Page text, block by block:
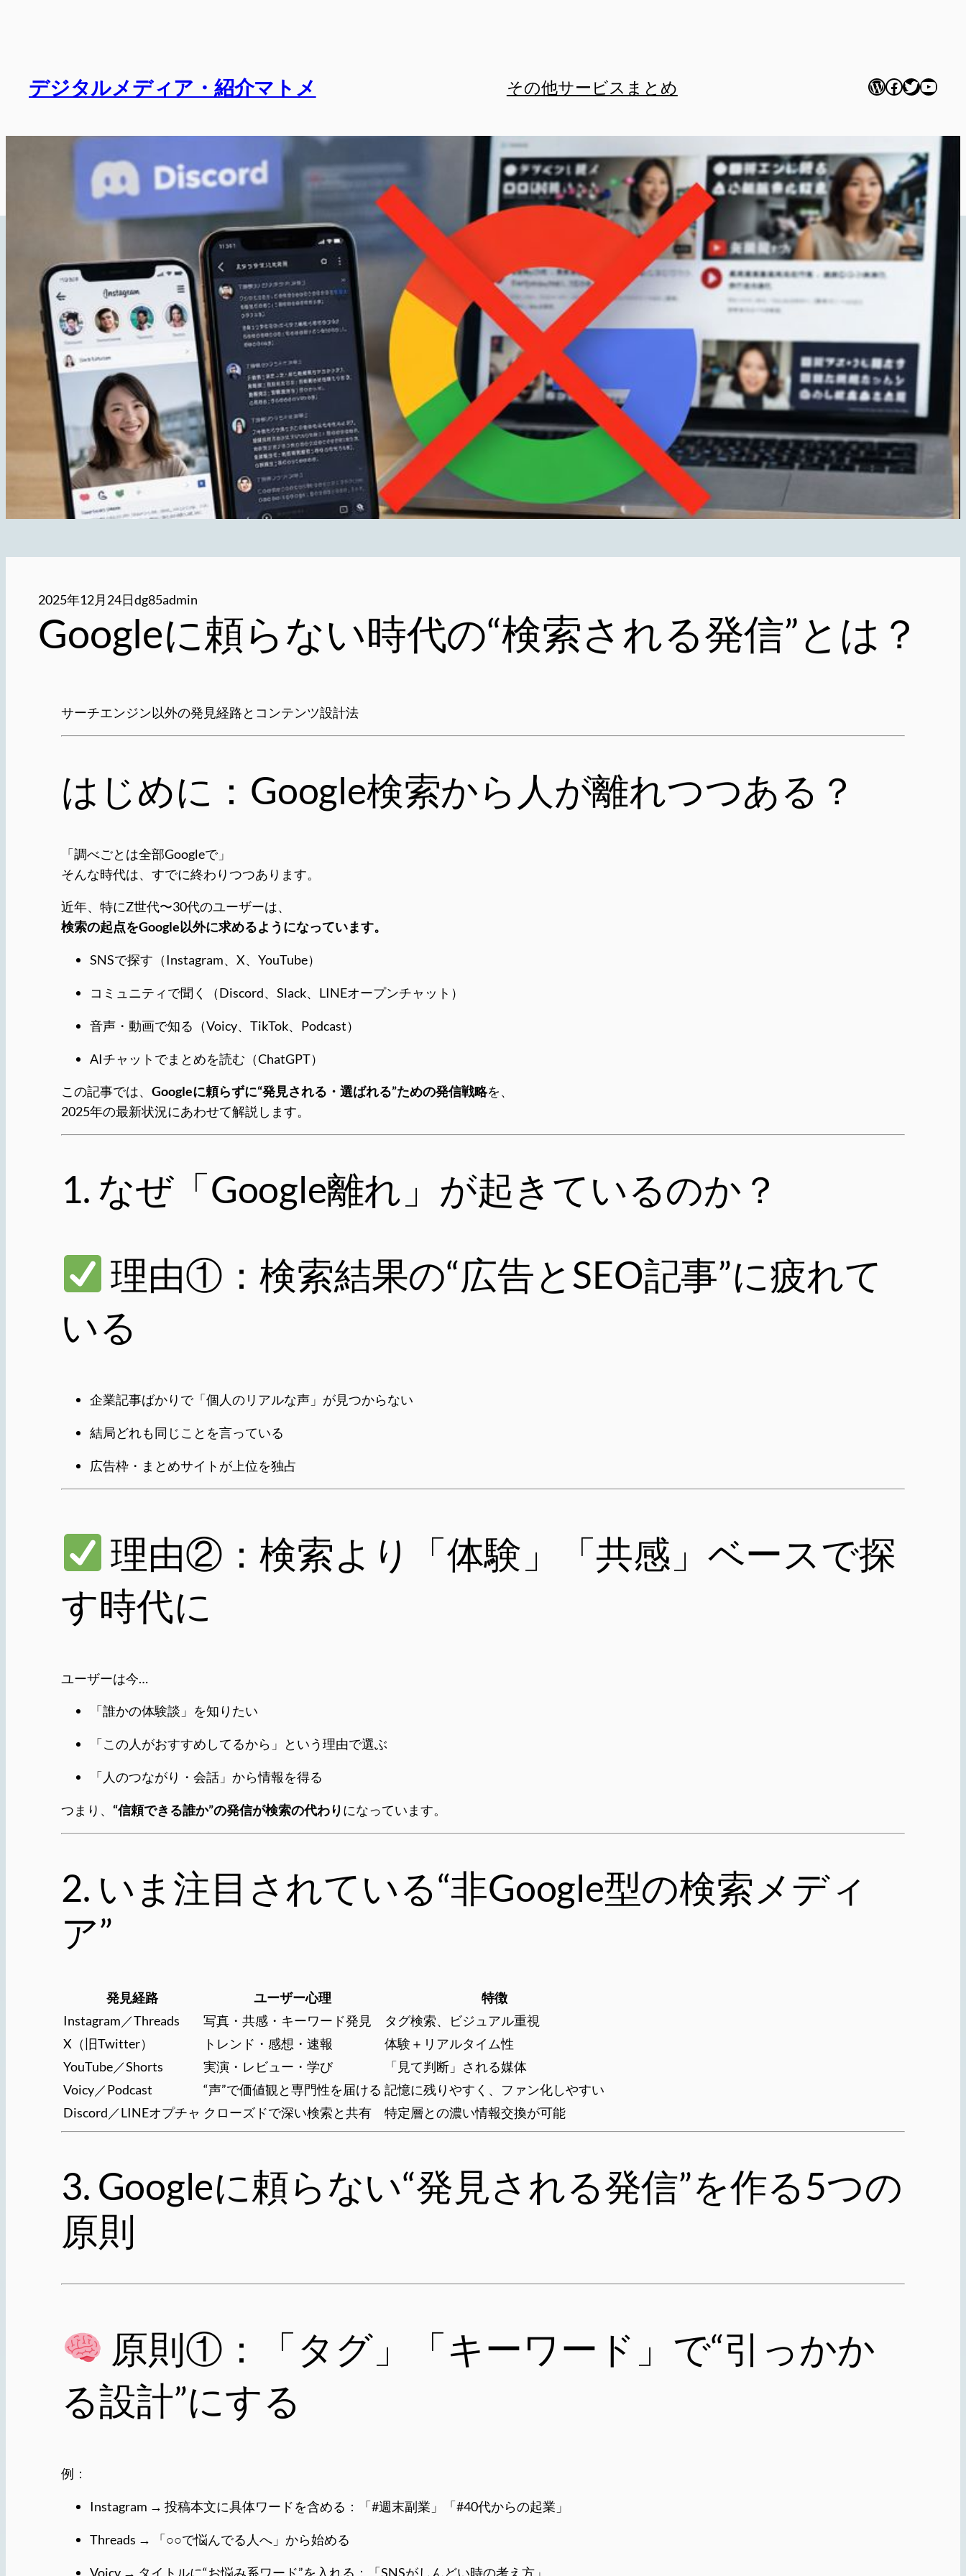
プ
デジタルメディア・紹介マトメ その他サービスまとめ WordPress
Facebook
Twitter
2025年12月24日dg85admin
Googleに頼らない時代の“検索される発信”とは？
サーチエンジン以外の発見経路とコンテンツ設計法
はじめに：Google検索から人が離れつつある？
「調べごとは全部Googleで」
そんな時代は、すでに終わりつつあります。
近年、特にZ世代〜30代のユーザーは、
検索の起点をGoogle以外に求めるようになっています。
SNSで探す（Instagram、X、YouTube）
コミュニティで聞く（Discord、Slack、LINEオープンチャット）
音声・動画で知る（Voicy、TikTok、Podcast）
AIチャットでまとめを読む（ChatGPT）
この記事では、Googleに頼らずに“発見される・選ばれる”ための発信戦略を、
2025年の最新状況にあわせて解説します。
1. なぜ「Google離れ」が起きているのか？
理由①：検索結果の“広告とSEO記事”に疲れて
いる
企業記事ばかりで「個人のリアルな声」が見つからない
結局どれも同じことを言っている
広告枠・まとめサイトが上位を独占
理由②：検索より「体験」「共感」ベースで探
す時代に
ユーザーは今…
「誰かの体験談」を知りたい
「この人がおすすめしてるから」という理由で選ぶ
「人のつながり・会話」から情報を得る
つまり、 “信頼できる誰か”の発信が検索の代わりになっています。
2. いま注目されている“非Google型の検索メディ
ア”
発見経路 ユーザー心理
特徴
Instagram／Threads
写真・共感・キーワード発見
タグ検索、ビジュアル重視
X（旧Twitter）
トレンド・感想・速報
体験＋リアルタイム性
YouTube／Shorts
実演・レビュー・学び
「見て判断」される媒体
Voicy／Podcast
“声”で価値観と専門性を届ける 記憶に残りやすく、ファン化しやすい
Discord／LINEオプチャ クローズドで深い検索と共有 特定層との濃い情報交換が可能
3. Googleに頼らない“発見される発信”を作る5つの
原則
原則①：「タグ」「キーワード」で“引っかか
る設計”にする
例：
Instagram → 投稿本文に具体ワードを含める：「#週末副業」「#40代からの起業」
Threads → 「○○で悩んでる人へ」から始める
Voicy → タイトルに“お悩み系ワード”を入れる：「SNSがしんどい時の考え方」